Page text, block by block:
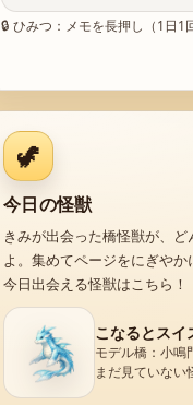
🔒 ひみつ：メモを長押し（1日1
🦖
今日の怪獣
きみが出会った橋怪獣が、ど
よ。集めてページをにぎやか
今日出会える怪獣はこちら！
こなるとスイ
モデル橋：小鳴
まだ見ていない